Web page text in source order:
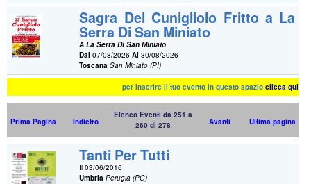
Sagra Del Cunigliolo Fritto a La
Serra Di San Miniato
A La Serra Di San Miniato
Dal 07/08/2026Al 30/08/2026
Toscana San Miniato (PI)
per inserire il tuo evento in questo spazioclicca qui
Prima Pagina Indietro
Elenco Eventi da 251 a
260 di 278
Avanti Ultima pagina
Tanti Per Tutti
Il 03/06/2016
Umbria Perugia (PG)